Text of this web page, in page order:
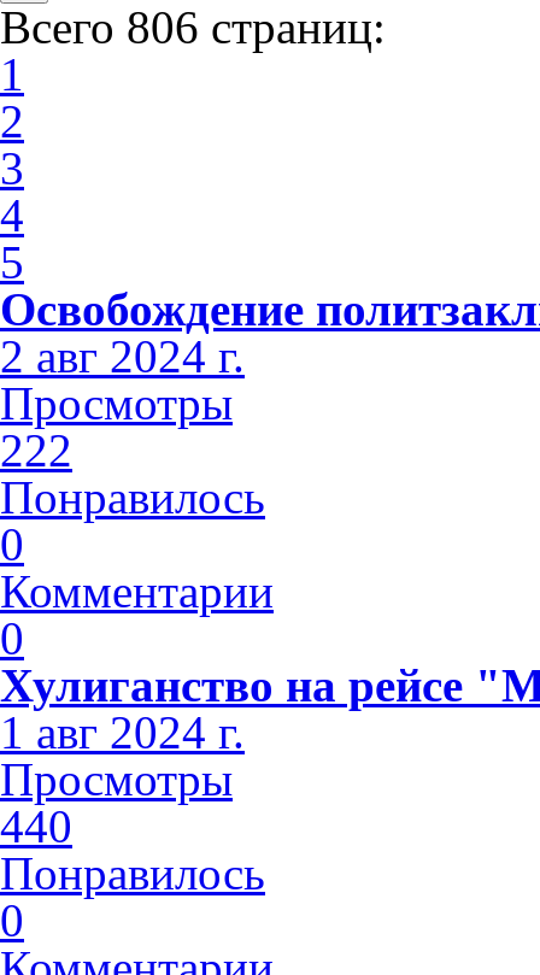
Всего 806 страниц:
1
2
3
4
5
Освобождение
2 авг 2024 г.
Просмотры
222
Понравилось
0
Комментарии
0
Хулиганство на рейсе
1 авг 2024 г.
Просмотры
440
Понравилось
0